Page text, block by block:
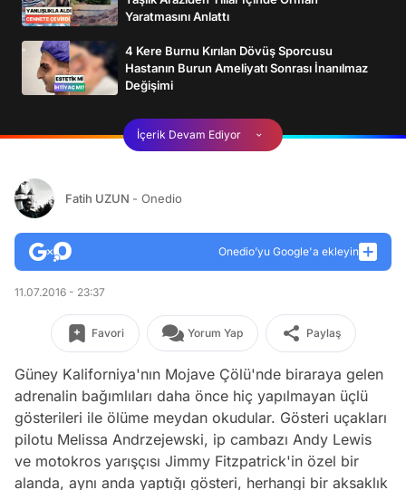
Yaratmasını Anlattı
4 Kere Burnu Kırılan Dövüş Sporcusu
Hastanın Burun Ameliyatı Sonrası İnanılmaz
Değişimi
İçerik Devam Ediyor
Fatih UZUN - Onedio
Onedio’yu Google'a ekleyin
11.07.2016 - 23:37
Favori Yorum Yap Paylaş
Güney Kaliforniya'nın Mojave Çölü'nde biraraya gelen
adrenalin bağımlıları daha önce hiç yapılmayan üçlü
gösterileri ile ölüme meydan okudular. Gösteri uçakları
pilotu Melissa Andrzejewski, ip cambazı Andy Lewis
ve motokros yarışçısı Jimmy Fitzpatrick'in özel bir
alanda, aynı anda yaptığı gösteri, herhangi bir aksaklık